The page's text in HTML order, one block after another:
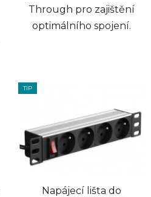
Through pro zajištění
optimálního spojení.
TIP
Napájecí lišta do